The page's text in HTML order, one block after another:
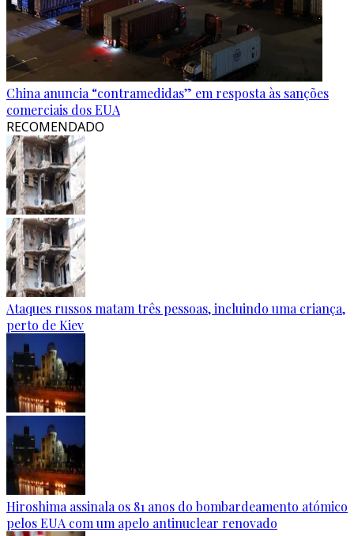
China anuncia “contramedidas” em resposta às sanções
comerciais dos EUA
RECOMENDADO
Ataques russos matam três pessoas, incluindo uma criança,
perto de Kiev
Hiroshima assinala os 81 anos do bombardeamento atómico
pelos EUA com um apelo antinuclear renovado